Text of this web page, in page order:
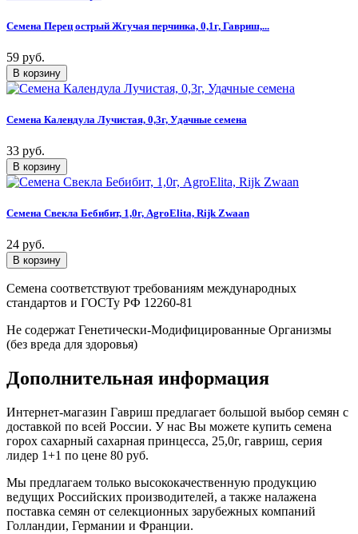
Семена Перец острый Жгучая перчинка, 0,1г, Гавриш,...
59 руб.
Семена Календула Лучистая, 0,3г, Удачные семена
33 руб.
Семена Свекла Бебибит, 1,0г, AgroElita, Rijk Zwaan
24 руб.
Семена соответствуют требованиям международных
стандартов и ГОСТу РФ 12260-81
Не содержат Генетически-Модифицированные Организмы
(без вреда для здоровья)
Дополнительная информация
Интернет-магазин Гавриш предлагает большой выбор семян с
доставкой по всей России. У нас Вы можете купить семена
горох сахарный сахарная принцесса, 25,0г, гавриш, серия
лидер 1+1 по цене 80 руб.
Мы предлагаем только высококачественную продукцию
ведущих Российских производителей, а также налажена
поставка семян от селекционных зарубежных компаний
Голландии, Германии и Франции.